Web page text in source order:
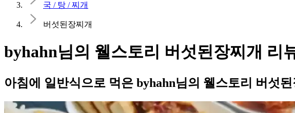
국 / 탕 / 찌개
버섯된장찌개
byhahn님의 웰스토리 버섯된장찌개 리
아침에 일반식으로 먹은 byhahn님의 웰스토리 버섯